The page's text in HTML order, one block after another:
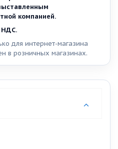
компанией.
НДС.
для интернет-магазина
в розничных магазинах.